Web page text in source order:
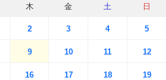
木 金 土 日
2 3 4 5
9 10 11 12
16 17 18 19